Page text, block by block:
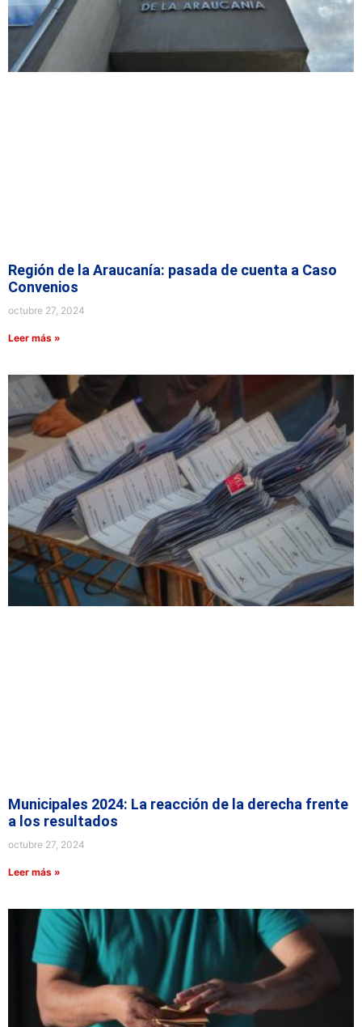
Región de la Araucanía: pasada de cuenta a Caso
Convenios
octubre 27, 2024
Leer más »
Municipales 2024: La reacción de la derecha frente
a los resultados
octubre 27, 2024
Leer más »